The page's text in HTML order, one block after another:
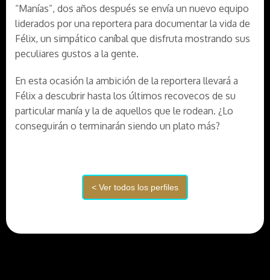
“Manías”, dos años después se envía un nuevo equipo
liderados por una reportera para documentar la vida de
Félix, un simpático caníbal que disfruta mostrando sus
peculiares gustos a la gente.
En esta ocasión la ambición de la reportera llevará a
Félix a descubrir hasta los últimos recovecos de su
particular manía y la de aquellos que le rodean. ¿Lo
conseguirán o terminarán siendo un plato más?